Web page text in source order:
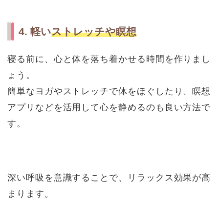
4. 軽いストレッチや瞑想
寝る前に、心と体を落ち着かせる時間を作りまし
ょう。
簡単なヨガやストレッチで体をほぐしたり、瞑想
アプリなどを活用して心を静めるのも良い方法で
す。
深い呼吸を意識することで、リラックス効果が高
まります。